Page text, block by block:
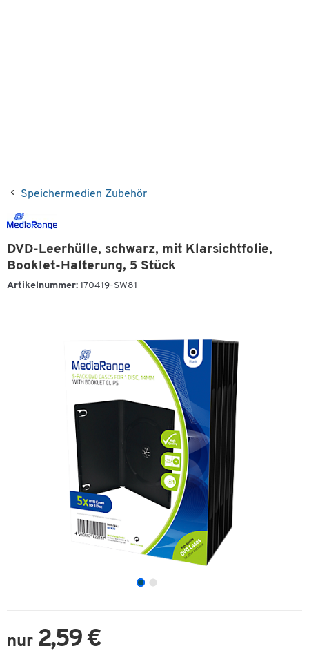
Speichermedien Zubehör
DVD-Leerhülle, schwarz, mit Klarsichtfolie,
Booklet-Halterung, 5 Stück
Artikelnummer: 170419-SW81
nur 2,59 €